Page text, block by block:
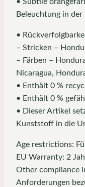
Beleuchtung in
•
– Stricken –
– Färben –
Nicaragua,
• Enthält 0 %
• Enthält 0 %
• Dieser Artikel
Kunststoff in die
Age restrictions:
EU Warranty: 2
Other compliance
Anforderungen